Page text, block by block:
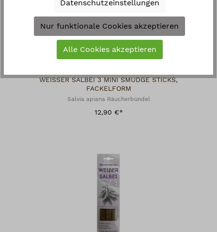
WEISSER SALBEI 3 MINI SMUDGE STICKS,
FACKELFORM
Salvia apiana Räucherbündel
12,90 €*
Datenschutzeinstellungen
Nur funktionale Cookies akzeptieren
Alle Cookies akzeptieren